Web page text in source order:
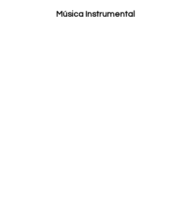
Música Instrumental